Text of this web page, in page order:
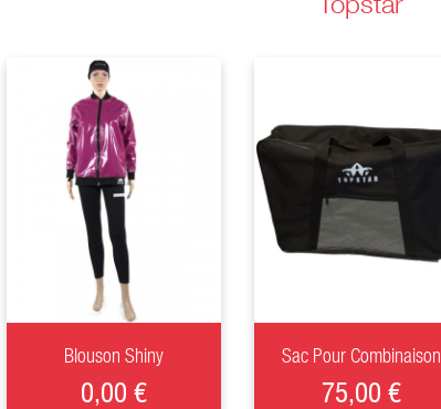
+
Blouson Shiny
0,00 €
+
Sac Pour Combinaison
75,00 €